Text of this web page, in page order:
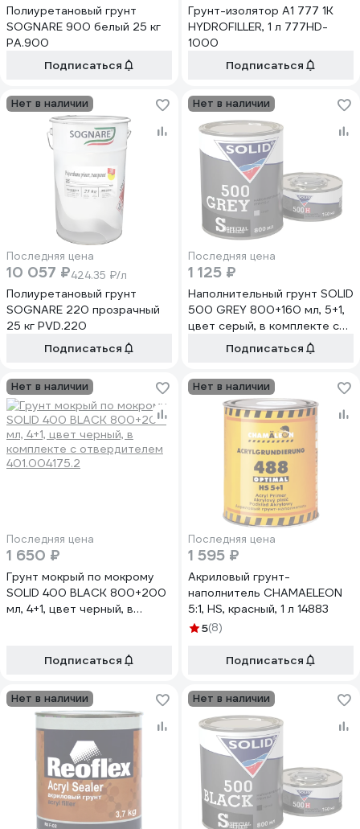
Полиуретановый грунт
SOGNARE 900 белый 25 кг
PA.900
Подписаться
Грунт-изолятор A1 777 1К
HYDROFILLER, 1 л 777HD-
1000
Подписаться
Нет в наличии
Последняя цена
10 057 ₽424.35 ₽/л
Полиуретановый грунт
SOGNARE 220 прозрачный
25 кг PVD.220
Подписаться
Нет в наличии
Последняя цена
1 125 ₽
Наполнительный грунт SOLID
500 GREY 800+160 мл, 5+1,
цвет серый, в комплекте с
отвердителем 501.08151.1
Подписаться
Нет в наличии
Последняя цена
1 650 ₽
Грунт мокрый по мокрому
SOLID 400 BLACK 800+200
мл, 4+1, цвет черный, в
Подписаться
Нет в наличии
Последняя цена
1 595 ₽
Акриловый грунт-
наполнитель CHAMAELEON
5:1, HS, красный, 1 л 14883
5(8)
Подписаться
Нет в наличии Нет в наличии